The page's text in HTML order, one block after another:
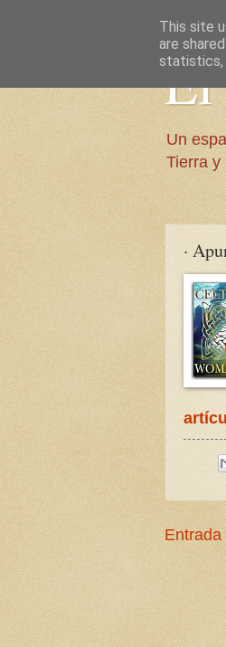
El
Un
Tierra y
·
This site
are
statistics,